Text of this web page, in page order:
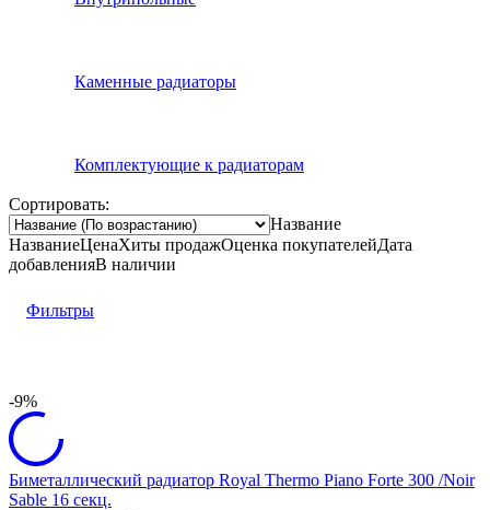
Каменные радиаторы
Комплектующие к радиаторам
Сортировать:
Название
НазваниеЦенаХиты продажОценка покупателейДата
добавленияВ наличии
Фильтры
-9%
Биметаллический радиатор Royal Thermo Piano Forte 300 /Noir
Sable 16 секц.